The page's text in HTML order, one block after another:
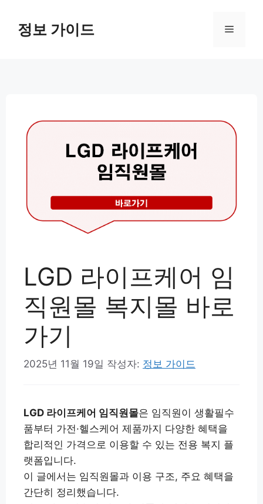
정보 가이드 메
LGD 라이프케어 임
직원몰 복지몰 바로
가기
2025년 11월 19일 작성자: 정보 가이드
LGD 라이프케어 임직원몰은 임직원이 생활필수
품부터 가전·헬스케어 제품까지 다양한 혜택을
합리적인 가격으로 이용할 수 있는 전용 복지 플
랫폼입니다.
이 글에서는 임직원몰과 이용 구조, 주요 혜택을
간단히 정리했습니다.